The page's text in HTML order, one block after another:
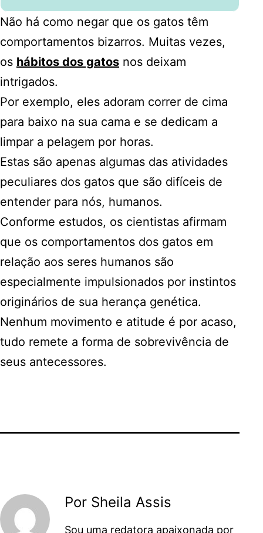
Não há como negar que os gatos têm
comportamentos bizarros. Muitas vezes,
os hábitos dos gatos nos deixam
intrigados.
Por exemplo, eles adoram correr de cima
para baixo na sua cama e se dedicam a
limpar a pelagem por horas.
Estas são apenas algumas das atividades
peculiares dos gatos que são difíceis de
entender para nós, humanos.
Conforme estudos, os cientistas afirmam
que os comportamentos dos gatos em
relação aos seres humanos são
especialmente impulsionados por instintos
originários de sua herança genética.
Nenhum movimento e atitude é por acaso,
tudo remete a forma de sobrevivência de
seus antecessores.
Por Sheila Assis
Sou uma redatora apaixonada por